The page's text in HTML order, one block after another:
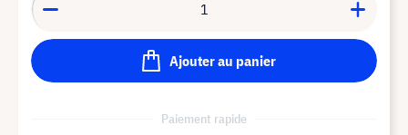
Ajouter au panier
Paiement rapide